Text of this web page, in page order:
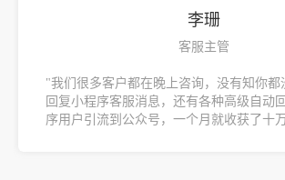
李珊
客服主管
"我们很多客户都在晚上咨询，没有知你都
回复小程序客服消息，还有各种高级自动
序用户引流到公众号，一个月就收获了十